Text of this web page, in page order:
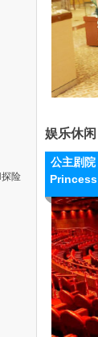
探险
娱乐休闲
公主剧院
Princess
Theatre